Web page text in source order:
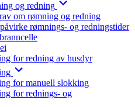
og redning
om rømning og redning
rømnings- og redningstider
for redning av husdyr
for manuell slokking
for rednings- og